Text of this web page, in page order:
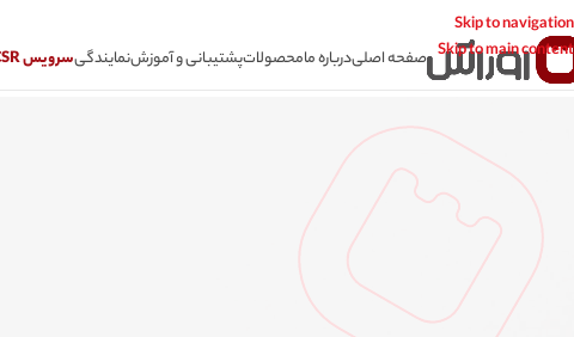
Skip to navigation
Skip to main content صفحه اصلیدرباره مامحصولاتپشتیبانی و آموزشنمایندگیسرویس CSR سامانه مودیان